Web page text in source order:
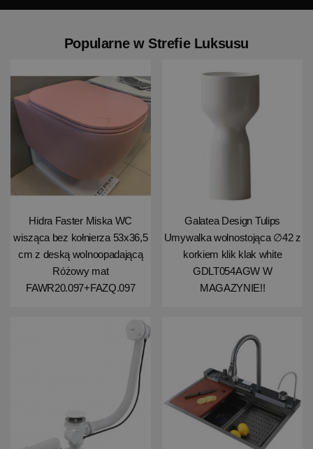
Popularne w Strefie Luksusu
Hidra Faster Miska WC
wisząca bez kołnierza 53x36,5
cm z deską wolnoopadającą
Różowy mat
FAWR20.097+FAZQ.097
Galatea Design Tulips
Umywalka wolnostojąca ∅42 z
korkiem klik klak white
GDLT054AGW W
MAGAZYNIE!!